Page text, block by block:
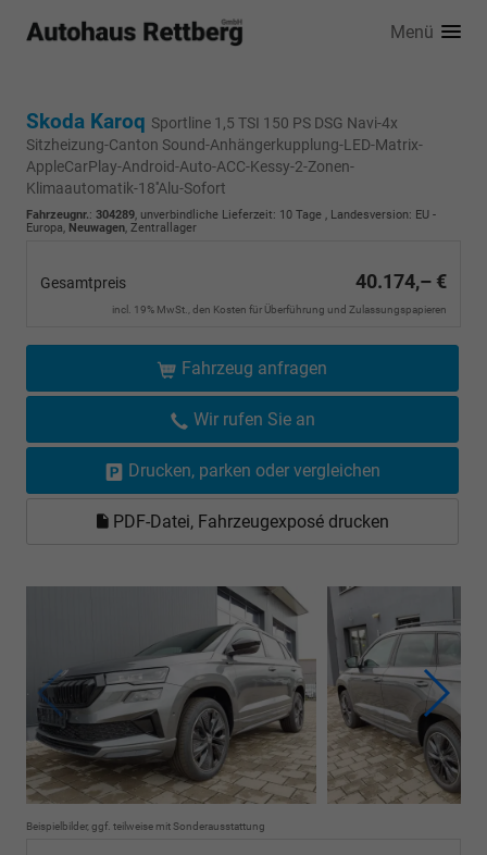
Menü
Skoda Karoq Sportline 1,5 TSI 150 PS DSG Navi-4x
Sitzheizung-Canton Sound-Anhängerkupplung-LED-Matrix-
AppleCarPlay-Android-Auto-ACC-Kessy-2-Zonen-
Klimaautomatik-18''Alu-Sofort
Fahrzeugnr.: 304289, unverbindliche Lieferzeit: 10 Tage , Landesversion: EU -
Europa, Neuwagen, Zentrallager
Gesamtpreis 40.174,– €
incl. 19% MwSt., den Kosten für Überführung und Zulassungspapieren
Fahrzeug anfragen
Wir rufen Sie an
Drucken, parken oder vergleichen
PDF-Datei, Fahrzeugexposé drucken
Beispielbilder, ggf. teilweise mit Sonderausstattung